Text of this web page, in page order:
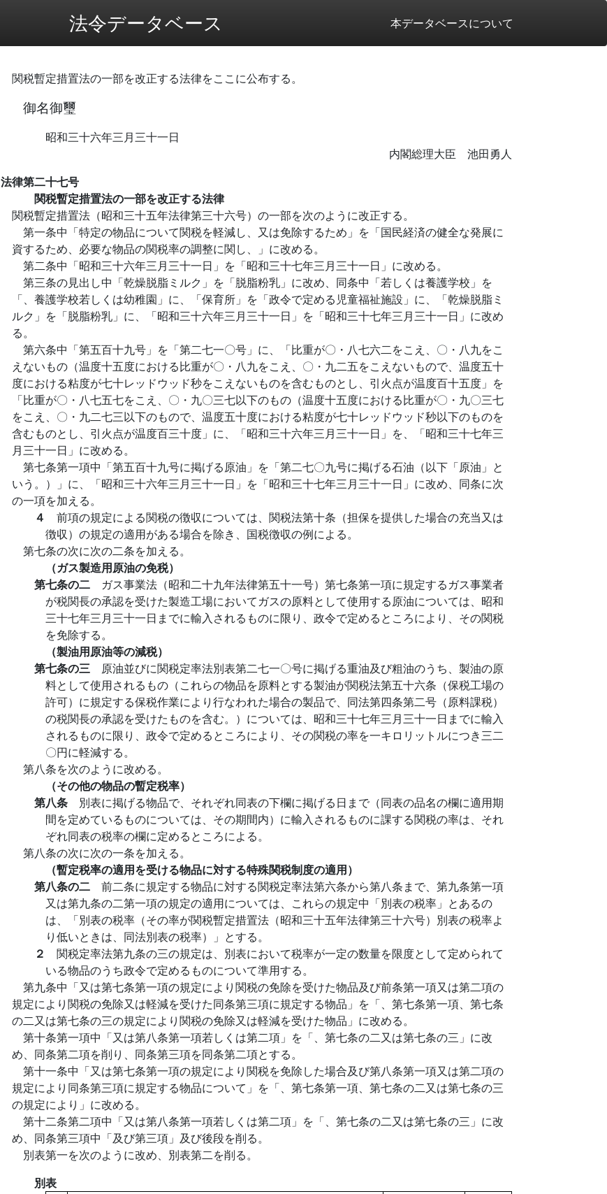
法令データベース 本データベースについて
関税暫定措置法の一部を改正する法律をここに公布する。
御名御璽
昭和三十六年三月三十一日
内閣総理大臣 池田勇人
法律第二十七号
関税暫定措置法の一部を改正する法律
関税暫定措置法（昭和三十五年法律第三十六号）の一部を次のように改正する。
第一条中「特定の物品について関税を軽減し、又は免除するため」を「国民経済の健全な発展に
資するため、必要な物品の関税率の調整に関し、」に改める。
第二条中「昭和三十六年三月三十一日」を「昭和三十七年三月三十一日」に改める。
第三条の見出し中「乾燥脱脂ミルク」を「脱脂粉乳」に改め、同条中「若しくは養護学校」を
「、養護学校若しくは幼稚園」に、「保育所」を「政令で定める児童福祉施設」に、「乾燥脱脂ミ
ルク」を「脱脂粉乳」に、「昭和三十六年三月三十一日」を「昭和三十七年三月三十一日」に改め
る。
第六条中「第五百十九号」を「第二七一〇号」に、「比重が〇・八七六二をこえ、〇・八九をこ
えないもの（温度十五度における比重が〇・八九をこえ、〇・九二五をこえないもので、温度五十
度における粘度が七十レッドウッド秒をこえないものを含むものとし、引火点が温度百十五度」を
「比重が〇・八七五七をこえ、〇・九〇三七以下のもの（温度十五度における比重が〇・九〇三七
をこえ、〇・九二七三以下のもので、温度五十度における粘度が七十レッドウッド秒以下のものを
含むものとし、引火点が温度百三十度」に、「昭和三十六年三月三十一日」を、「昭和三十七年三
月三十一日」に改める。
第七条第一項中「第五百十九号に掲げる原油」を「第二七〇九号に掲げる石油（以下「原油」と
いう。）」に、「昭和三十六年三月三十一日」を「昭和三十七年三月三十一日」に改め、同条に次
の一項を加える。
４ 前項の規定による関税の徴収については、関税法第十条（担保を提供した場合の充当又は
徴収）の規定の適用がある場合を除き、国税徴収の例による。
第七条の次に次の二条を加える。
（ガス製造用原油の免税）
第七条の二 ガス事業法（昭和二十九年法律第五十一号）第七条第一項に規定するガス事業者
が税関長の承認を受けた製造工場においてガスの原料として使用する原油については、昭和
三十七年三月三十一日までに輸入されるものに限り、政令で定めるところにより、その関税
を免除する。
（製油用原油等の減税）
第七条の三 原油並びに関税定率法別表第二七一〇号に掲げる重油及び粗油のうち、製油の原
料として使用されるもの（これらの物品を原料とする製油が関税法第五十六条（保税工場の
許可）に規定する保税作業により行なわれた場合の製品で、同法第四条第二号（原料課税）
の税関長の承認を受けたものを含む。）については、昭和三十七年三月三十一日までに輸入
されるものに限り、政令で定めるところにより、その関税の率を一キロリットルにつき三二
〇円に軽減する。
第八条を次のように改める。
（その他の物品の暫定税率）
第八条 別表に掲げる物品で、それぞれ同表の下欄に掲げる日まで（同表の品名の欄に適用期
間を定めているものについては、その期間内）に輸入されるものに課する関税の率は、それ
ぞれ同表の税率の欄に定めるところによる。
第八条の次に次の一条を加える。
（暫定税率の適用を受ける物品に対する特殊関税制度の適用）
第八条の二 前二条に規定する物品に対する関税定率法第六条から第八条まで、第九条第一項
又は第九条の二第一項の規定の適用については、これらの規定中「別表の税率」とあるの
は、「別表の税率（その率が関税暫定措置法（昭和三十五年法律第三十六号）別表の税率よ
り低いときは、同法別表の税率）」とする。
２ 関税定率法第九条の三の規定は、別表において税率が一定の数量を限度として定められて
いる物品のうち政令で定めるものについて準用する。
第九条中「又は第七条第一項の規定により関税の免除を受けた物品及び前条第一項又は第二項の
規定により関税の免除又は軽減を受けた同条第三項に規定する物品」を「、第七条第一項、第七条
の二又は第七条の三の規定により関税の免除又は軽減を受けた物品」に改める。
第十条第一項中「又は第八条第一項若しくは第二項」を「、第七条の二又は第七条の三」に改
め、同条第二項を削り、同条第三項を同条第二項とする。
第十一条中「又は第七条第一項の規定により関税を免除した場合及び第八条第一項又は第二項の
規定により同条第三項に規定する物品について」を「、第七条第一項、第七条の二又は第七条の三
の規定により」に改める。
第十二条第二項中「又は第八条第一項若しくは第二項」を「、第七条の二又は第七条の三」に改
め、同条第三項中「及び第三項」及び後段を削る。
別表第一を次のように改め、別表第二を削る。
別表